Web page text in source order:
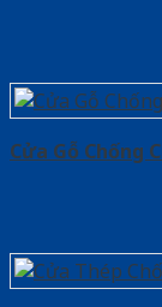
Cửa Gỗ Chống